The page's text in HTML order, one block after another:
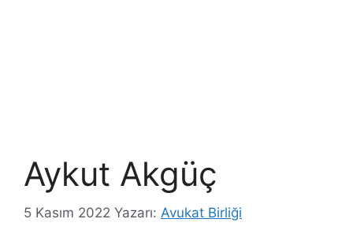
Aykut Akgüç
5 Kasım 2022 Yazarı: Avukat Birliği